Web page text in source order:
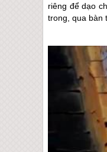
riêng để dạo
trong, qua bàn